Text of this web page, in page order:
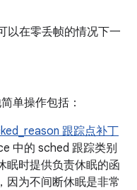
以在零丢帧的情况下一
单操作包括：
跟踪点补丁
中的 sched 跟踪类别
眠时提供负责休眠的函
因为不间断休眠是非常